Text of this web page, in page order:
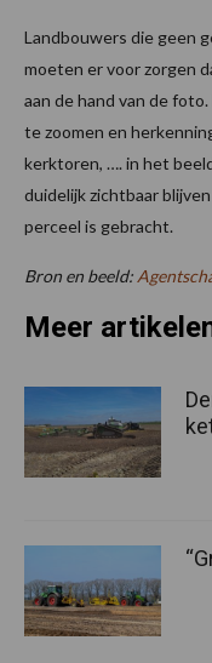
Landbouwers die geen
moeten er voor zorgen
aan de hand van de
te zoomen en
kerktoren, …. in het
duidelijk zichtbaar
perceel is gebracht.
Bron en beeld:
Meer